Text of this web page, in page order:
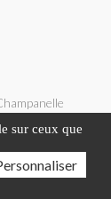
sur ceux que